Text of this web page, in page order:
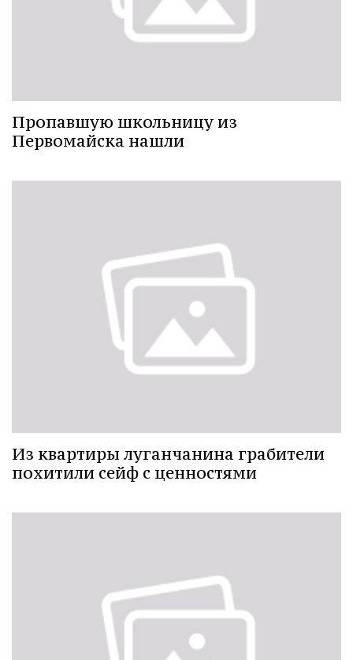
Пропавшую школьницу из
Первомайска нашли
Из квартиры луганчанина грабители
похитили сейф с ценностями